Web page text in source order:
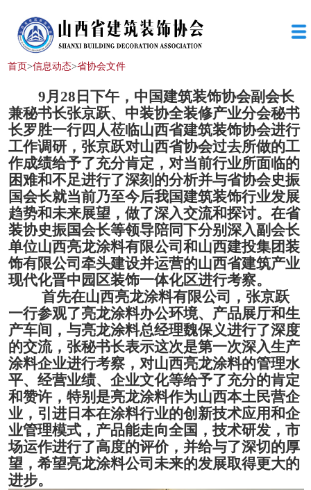
首页>信息动态>省协会文件
9月28日下午，中国建筑装饰协会副会长
兼秘书长张京跃、中装协全装修产业分会秘书
长罗胜一行四人莅临山西省建筑装饰协会进行
工作调研，张京跃对山西省协会过去所做的工
作成绩给予了充分肯定，对当前行业所面临的
困难和不足进行了深刻的分析并与省协会史振
国会长就当前乃至今后我国建筑装饰行业发展
趋势和未来展望，做了深入交流和探讨。在省
装协史振国会长等领导陪同下分别深入副会长
单位山西亮龙涂料有限公司和山西建投集团装
饰有限公司牵头建设并运营的山西省建筑产业
现代化晋中园区装饰一体化区进行考察。
首先在山西亮龙涂料有限公司 ，张京跃
一行参观了亮龙涂料办公环境、产品展厅和生
产车间，与亮龙涂料总经理魏保义进行了深度
的交流，张秘书长表示这次是第一次深入生产
涂料企业进行考察，对山西亮龙涂料的管理水
平、经营业绩、企业文化等给予了充分的肯定
和赞许，特别是亮龙涂料作为山西本土民营企
业 ， 引进日本在涂料行业的创新技术应用和企
业管理模式， 产品能走向全国 ，技术研发，市
场运作进行了高度的评价，并给与了深切的厚
望 ，希望亮龙涂料公司未来的发展取得更大的
进步。